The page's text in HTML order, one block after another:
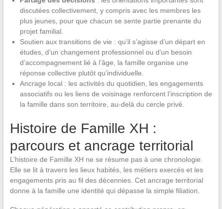
discutées collectivement, y compris avec les membres les
plus jeunes, pour que chacun se sente partie prenante du
projet familial.
Soutien aux transitions de vie : qu’il s’agisse d’un départ en
études, d’un changement professionnel ou d’un besoin
d’accompagnement lié à l’âge, la famille organise une
réponse collective plutôt qu’individuelle.
Ancrage local : les activités du quotidien, les engagements
associatifs ou les liens de voisinage renforcent l’inscription de
la famille dans son territoire, au-delà du cercle privé.
Histoire de Famille XH :
parcours et ancrage territorial
L’histoire de Famille XH ne se résume pas à une chronologie.
Elle se lit à travers les lieux habités, les métiers exercés et les
engagements pris au fil des décennies. Cet ancrage territorial
donne à la famille une identité qui dépasse la simple filiation.